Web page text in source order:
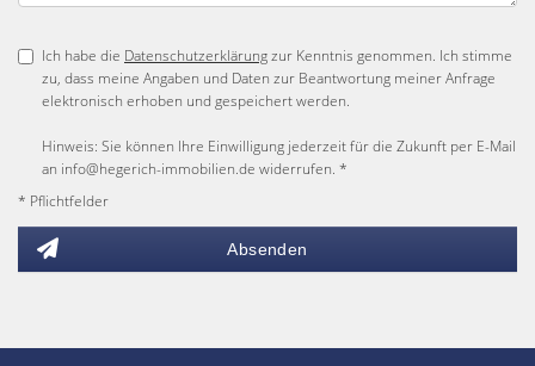
Ich habe die Datenschutzerklärungzur Kenntnis genommen. Ich stimme
zu, dass meine Angaben und Daten zur Beantwortung meiner Anfrage
elektronisch erhoben und gespeichert werden.
Hinweis: Sie können Ihre Einwilligung jederzeit für die Zukunft per E-Mail
an info@hegerich-immobilien.de widerrufen. *
* Pflichtfelder
Absenden